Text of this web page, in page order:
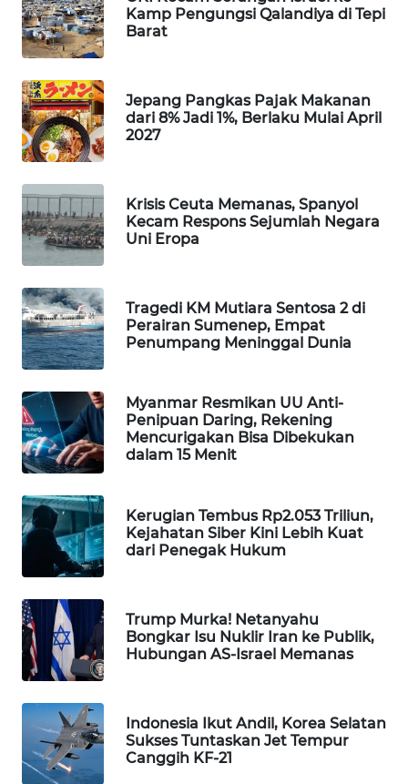
Kamp Pengungsi Qalandiya di Tepi
Barat
Jepang Pangkas Pajak Makanan
dari 8% Jadi 1%, Berlaku Mulai April
2027
Krisis Ceuta Memanas, Spanyol
Kecam Respons Sejumlah Negara
Uni Eropa
Tragedi KM Mutiara Sentosa 2 di
Perairan Sumenep, Empat
Penumpang Meninggal Dunia
Myanmar Resmikan UU Anti-
Penipuan Daring, Rekening
Mencurigakan Bisa Dibekukan
dalam 15 Menit
Kerugian Tembus Rp2.053 Triliun,
Kejahatan Siber Kini Lebih Kuat
dari Penegak Hukum
Trump Murka! Netanyahu
Bongkar Isu Nuklir Iran ke Publik,
Hubungan AS-Israel Memanas
Indonesia Ikut Andil, Korea Selatan
Sukses Tuntaskan Jet Tempur
Canggih KF-21
WAHANA
KONSUMEN
WAHANA
LISTRIK
TRAVEL
WAHANA
TV
WAHANANEWS
ID
WAHANANEWS
CO ID
WAHANANEWS
NET
WAHANA
SPORT
WAHANA
WAHANA
SELEB
WAHANA
PERSONA
WAHANA